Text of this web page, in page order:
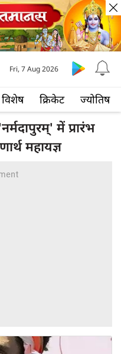
क्रिकेट ज्योतिष
Fri, 7 Aug 2026
में प्रारंभ
महायज्ञ